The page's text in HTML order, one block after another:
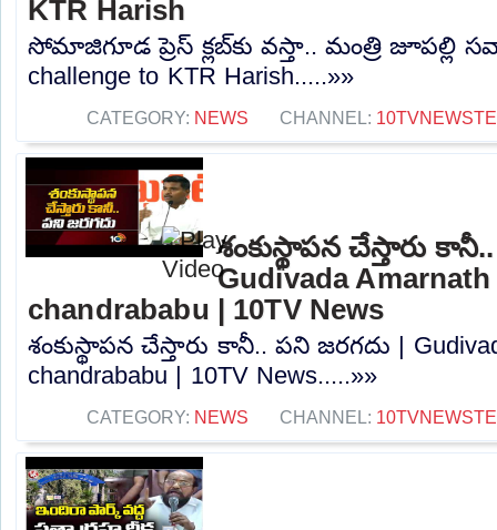
KTR Harish
సోమాజిగూడ ప్రెస్‌ క్లబ్‌కు వస్తా.. మంత్రి జూపల్లి
challenge to KTR Harish.....»»
CATEGORY: NEWS CHANNEL:
శంకుస్థాపన చేస్తారు
Gudivada
chandrababu | 10TV News
శంకుస్థాపన చేస్తారు కానీ.. పని జరగదు |
chandrababu | 10TV News.....»»
CATEGORY: NEWS CHANNEL: